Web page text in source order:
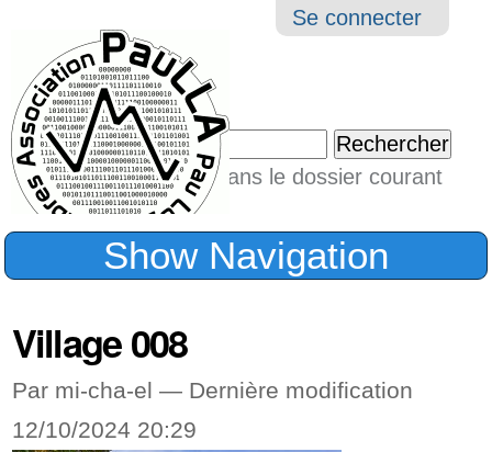
Outils
Se connecter
Chercher par
Seulement dans le dossier courant
Recherche
Show Navigation
Village 008
Par mi-cha-el — Dernière modification
12/10/2024 20:29